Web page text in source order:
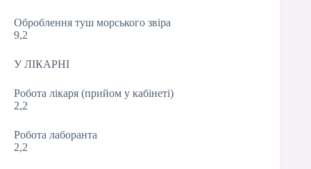
Оброблення туш морського звіра
9,2
У ЛІКАРНІ
Робота лікаря (прийом у кабінеті)
2,2
Робота лаборанта
2,2